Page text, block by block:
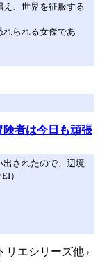
、世界を征服する
られる女傑であ
険者は今日も頑張
されたので、辺境
）
リエシリーズ他